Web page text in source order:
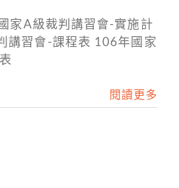
家A級裁判講習會-實施計
講習會-課程表 106年國家
表
閱讀更多